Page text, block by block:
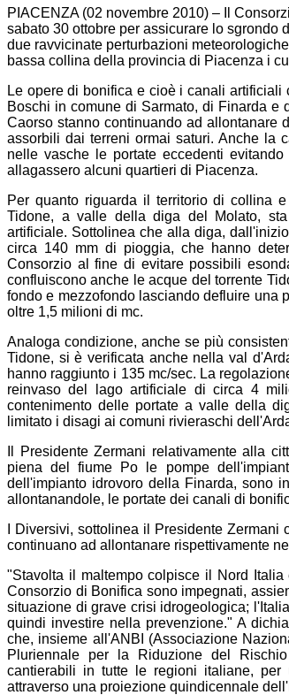
PIACENZA (02 novembre 2010) – Il
sabato 30 ottobre per assicurare lo sgrondo
due ravvicinate perturbazioni
bassa collina della provincia di Piacenza i
Le opere di bonifica e cioè i canali
Boschi in comune di Sarmato, di Finarda
Caorso stanno continuando ad allontanare
assorbili dai terreni ormai saturi. Anche la
nelle vasche le portate eccedenti
allagassero alcuni quartieri di Piacenza.
Per quanto riguarda il territorio di collina
Tidone, a valle della diga del Molato,
artificiale. Sottolinea che alla diga,
circa 140 mm di pioggia, che hanno
Consorzio al fine di evitare possibili
confluiscono anche le acque del torrente
fondo e mezzofondo lasciando defluire una
oltre 1,5 milioni di mc.
Analoga condizione, anche se più
Tidone, si è verificata anche nella val
hanno raggiunto i 135 mc/sec. La
reinvaso del lago artificiale di circa 4
contenimento delle portate a valle della
limitato i disagi ai comuni rivieraschi
Il Presidente Zermani relativamente alla
piena del fiume Po le pompe
dell'impianto idrovoro della Finarda, sono
allontanandole, le portate dei canali di
I Diversivi, sottolinea il Presidente
continuano ad allontanare rispettivamente
"Stavolta il maltempo colpisce il Nord
Consorzio di Bonifica sono impegnati,
situazione di grave crisi idrogeologica;
quindi investire nella prevenzione." A
che, insieme all'ANBI (Associazione
Pluriennale per la Riduzione del
cantierabili in tutte le regioni italiane,
attraverso una proiezione quindicennale